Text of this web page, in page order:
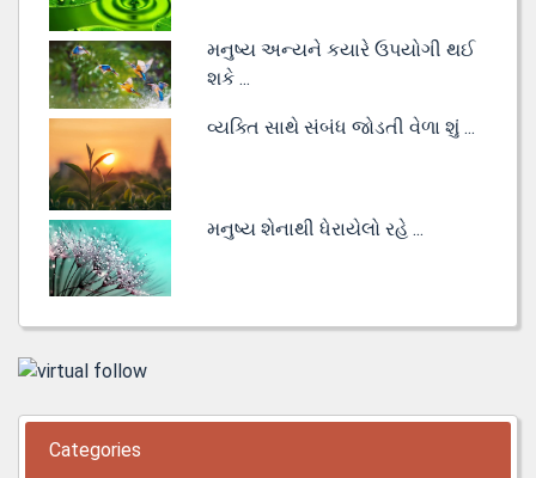
મનુષ્ય અન્યને કયારે ઉપયોગી થઈ
શકે ...
વ્યક્તિ સાથે સંબંધ જોડતી વેળા શું ...
મનુષ્ય શેનાથી ધેરાયેલો રહે ...
Categories